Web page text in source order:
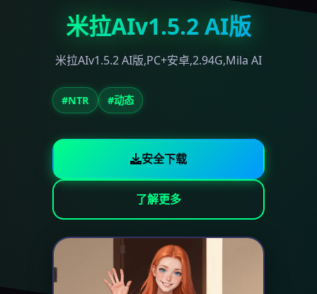
米拉AIv1.5.2 AI版
米拉AIv1.5.2 AI版,PC+安卓,2.94G,Mila AI
#NTR #动态
安全下载
了解更多